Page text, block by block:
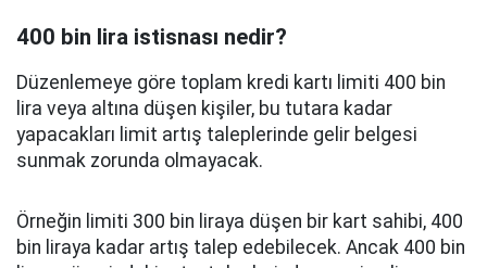
400 bin lira istisnası nedir?
Düzenlemeye göre toplam kredi kartı limiti 400 bin
lira veya altına düşen kişiler, bu tutara kadar
yapacakları limit artış taleplerinde gelir belgesi
sunmak zorunda olmayacak.
Örneğin limiti 300 bin liraya düşen bir kart sahibi, 400
bin liraya kadar artış talep edebilecek. Ancak 400 bin